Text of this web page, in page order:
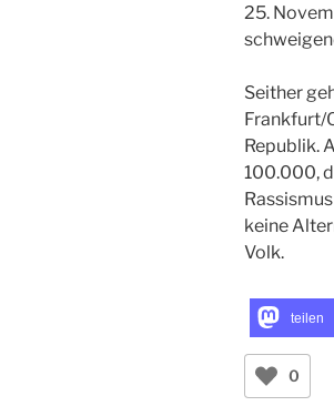
25.
Seither
Frankfurt/
Republik.
100.000,
keine
Volk.
teilen
0